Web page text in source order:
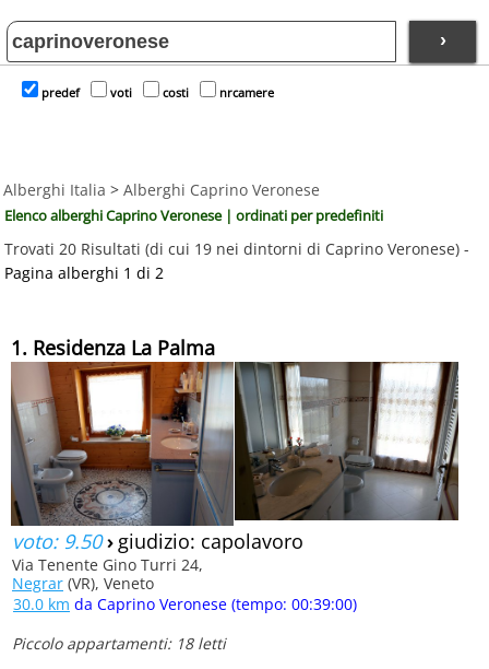
›
predef voti costi nrcamere
Alberghi Italia > Alberghi Caprino Veronese
Elenco alberghi Caprino Veronese | ordinati per predefiniti
Trovati 20 Risultati (di cui 19 nei dintorni di Caprino Veronese) -
Pagina alberghi 1 di 2
1. Residenza La Palma
voto: 9.50› giudizio: capolavoro
Via Tenente Gino Turri 24,
Negrar (VR), Veneto
30.0 km da Caprino Veronese (tempo: 00:39:00)
Piccolo appartamenti: 18 letti